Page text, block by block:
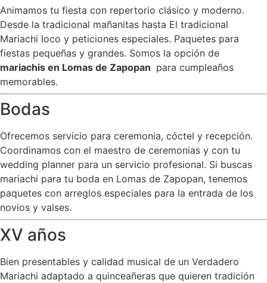
Animamos tu fiesta con repertorio clásico y moderno.
Desde la tradicional mañanitas hasta El tradicional
Mariachi loco y peticiones especiales. Paquetes para
fiestas pequeñas y grandes. Somos la opción de
mariachis en Lomas de Zapopan para cumpleaños
memorables.
Bodas
Ofrecemos servicio para ceremonia, cóctel y recepción.
Coordinamos con el maestro de ceremonias y con tu
wedding planner para un servicio profesional. Si buscas
mariachi para tu boda en Lomas de Zapopan, tenemos
paquetes con arreglos especiales para la entrada de los
novios y valses.
XV años
Bien presentables y calidad musical de un Verdadero
Mariachi adaptado a quinceañeras que quieren tradición